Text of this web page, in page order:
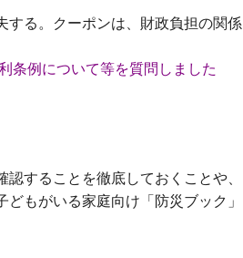
する。クーポンは、財政負担の関係
条例について等を質問しました
することを徹底しておくことや、
もがいる家庭向け「防災ブック」